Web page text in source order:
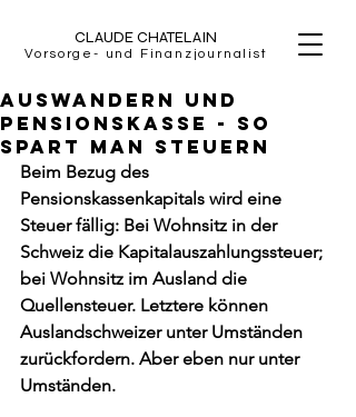
CLAUDE CHATELAIN
Vorsorge- und Finanzjournalist
Auswandern und
Pensionskasse - so
spart man Steuern
Beim Bezug des
Pensionskassenkapitals wird eine
Steuer fällig: Bei Wohnsitz in der
Schweiz die Kapitalauszahlungssteuer;
bei Wohnsitz im Ausland die
Quellensteuer. Letztere können
Auslandschweizer unter Umständen
zurückfordern. Aber eben nur unter
Umständen.